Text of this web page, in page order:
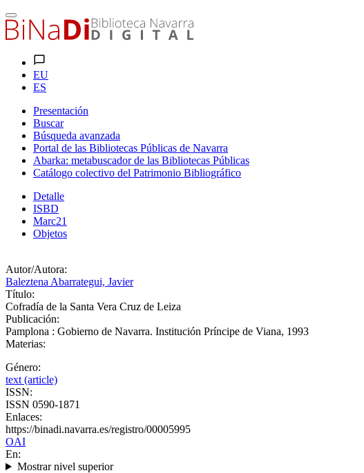
EU
ES
Presentación
Buscar
Búsqueda avanzada
Portal de las Bibliotecas Públicas de Navarra
Abarka: metabuscador de las Bibliotecas Públicas
Catálogo colectivo del Patrimonio Bibliográfico
Detalle
ISBD
Marc21
Objetos
Autor/Autora:
Baleztena Abarrategui, Javier
Título:
Cofradía de la Santa Vera Cruz de Leiza
Publicación:
Pamplona : Gobierno de Navarra. Institución Príncipe de Viana, 1993
Materias:
Género:
text (article)
ISSN:
ISSN 0590-1871
Enlaces:
https://binadi.navarra.es/registro/00005995
OAI
En:
Mostrar nivel superior